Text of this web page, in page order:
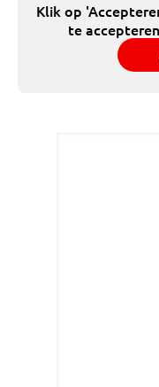
Klik op
te